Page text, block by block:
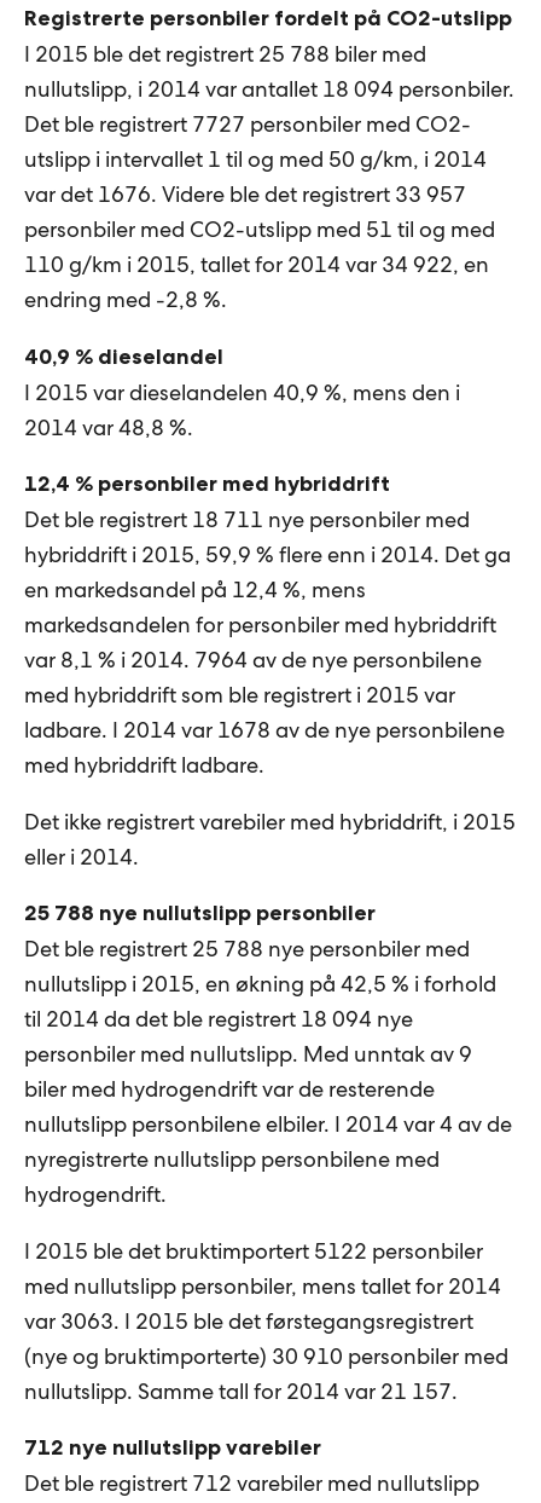
Registrerte personbiler fordelt på CO2-utslipp
I 2015 ble det registrert 25 788 biler med
nullutslipp, i 2014 var antallet 18 094 personbiler.
Det ble registrert 7727 personbiler med CO2-
utslipp i intervallet 1 til og med 50 g/km, i 2014
var det 1676. Videre ble det registrert 33 957
personbiler med CO2-utslipp med 51 til og med
110 g/km i 2015, tallet for 2014 var 34 922, en
endring med -2,8 %.
40,9 % dieselandel
I 2015 var dieselandelen 40,9 %, mens den i
2014 var 48,8 %.
12,4 % personbiler med hybriddrift
Det ble registrert 18 711 nye personbiler med
hybriddrift i 2015, 59,9 % flere enn i 2014. Det ga
en markedsandel på 12,4 %, mens
markedsandelen for personbiler med hybriddrift
var 8,1 % i 2014. 7964 av de nye personbilene
med hybriddrift som ble registrert i 2015 var
ladbare. I 2014 var 1678 av de nye personbilene
med hybriddrift ladbare.
Det ikke registrert varebiler med hybriddrift, i 2015
eller i 2014.
25 788 nye nullutslipp personbiler
Det ble registrert 25 788 nye personbiler med
nullutslipp i 2015, en økning på 42,5 % i forhold
til 2014 da det ble registrert 18 094 nye
personbiler med nullutslipp. Med unntak av 9
biler med hydrogendrift var de resterende
nullutslipp personbilene elbiler. I 2014 var 4 av de
nyregistrerte nullutslipp personbilene med
hydrogendrift.
I 2015 ble det bruktimportert 5122 personbiler
med nullutslipp personbiler, mens tallet for 2014
var 3063. I 2015 ble det førstegangsregistrert
(nye og bruktimporterte) 30 910 personbiler med
nullutslipp. Samme tall for 2014 var 21 157.
712 nye nullutslipp varebiler
Det ble registrert 712 varebiler med nullutslipp